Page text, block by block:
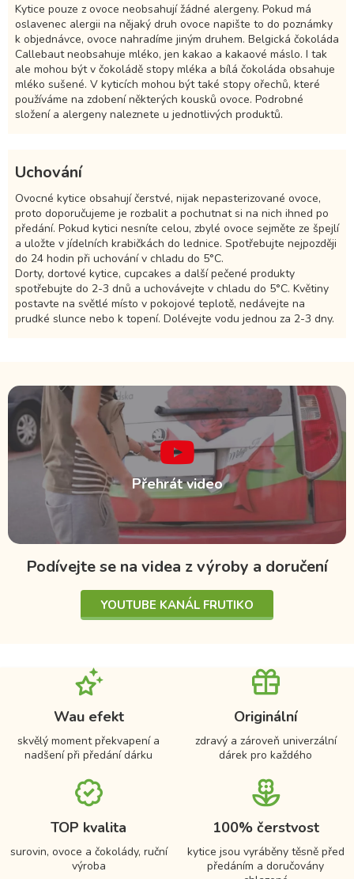
Kytice pouze z ovoce neobsahují žádné alergeny. Pokud má
oslavenec alergii na nějaký druh ovoce napište to do poznámky
k objednávce, ovoce nahradíme jiným druhem. Belgická čokoláda
Callebaut neobsahuje mléko, jen kakao a kakaové máslo. I tak
ale mohou být v čokoládě stopy mléka a bílá čokoláda obsahuje
mléko sušené. V kyticích mohou být také stopy ořechů, které
používáme na zdobení některých kousků ovoce. Podrobné
složení a alergeny naleznete u jednotlivých produktů.
Uchování
Ovocné kytice obsahují čerstvé, nijak nepasterizované ovoce,
proto doporučujeme je rozbalit a pochutnat si na nich ihned po
předání. Pokud kytici nesníte celou, zbylé ovoce sejměte ze špejlí
a uložte v jídelních krabičkách do lednice. Spotřebujte nejpozději
do 24 hodin při uchování v chladu do 5°C.
Dorty, dortové kytice, cupcakes a další pečené produkty
spotřebujte do 2-3 dnů a uchovávejte v chladu do 5°C. Květiny
postavte na světlé místo v pokojové teplotě, nedávejte na
prudké slunce nebo k topení. Dolévejte vodu jednou za 2-3 dny.
Přehrát video
Podívejte se na videa z výroby a doručení
YOUTUBE KANÁL FRUTIKO
Wau efekt
skvělý moment překvapení a
nadšení při předání dárku
Originální
zdravý a zároveň univerzální
dárek pro každého
TOP kvalita
surovin, ovoce a čokolády, ruční
výroba
100% čerstvost
kytice jsou vyráběny těsně před
předáním a doručovány